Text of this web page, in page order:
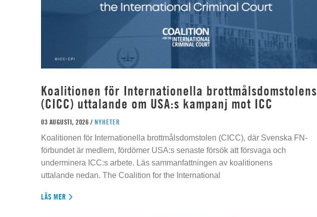
Koalitionen för Internationella brottmålsdomstolens
(CICC) uttalande om USA:s kampanj mot ICC
03 AUGUSTI, 2026 / NYHETER
Koalitionen för Internationella brottmålsdomstolen (CICC), där Svenska FN-
förbundet är medlem, fördömer USA:s senaste försök att försvaga och
underminera ICC:s arbete. Läs sammanfattningen av koalitionens
uttalande nedan. The Coalition for the International
LÄS MER